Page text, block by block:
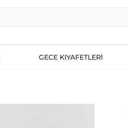
GECE KIYAFETLERİ